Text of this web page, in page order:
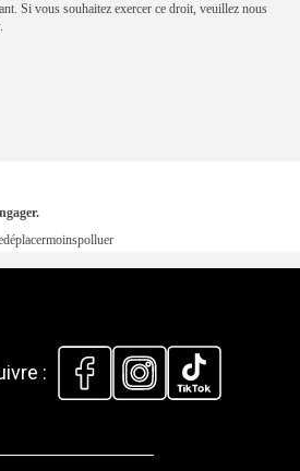
Si vous souhaitez exercer ce droit, veuillez nous
.
: